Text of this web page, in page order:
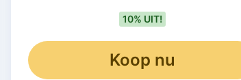
10% UIT!
Koop nu